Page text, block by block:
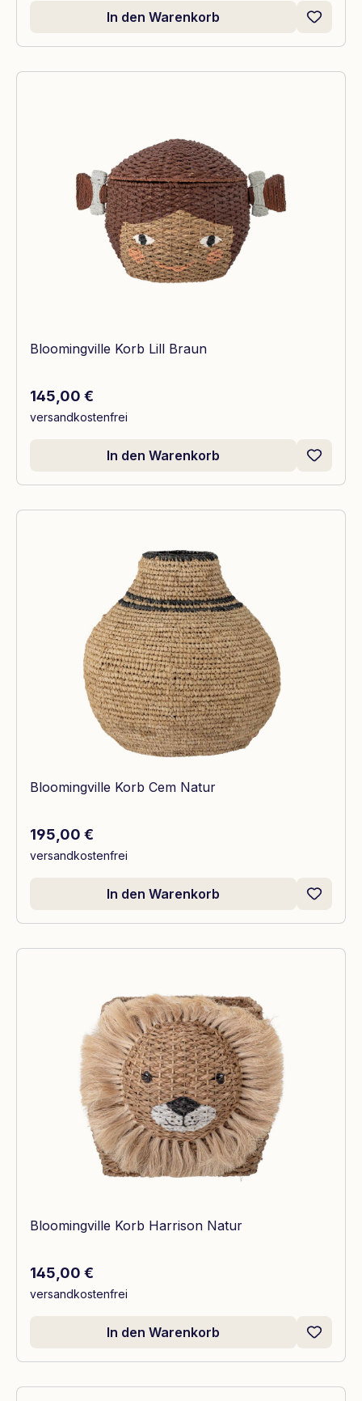
In den Warenkorb
Bloomingville Korb Lill Braun
Regulärer Preis:
145,00 €
versandkostenfrei
In den Warenkorb
Bloomingville Korb Cem Natur
Regulärer Preis:
195,00 €
versandkostenfrei
In den Warenkorb
Bloomingville Korb Harrison Natur
Regulärer Preis:
145,00 €
versandkostenfrei
In den Warenkorb